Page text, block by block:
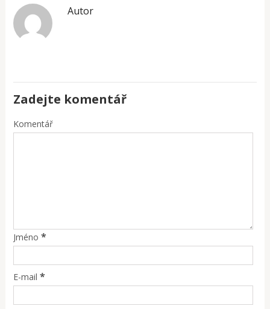
Autor
Zadejte komentář
Komentář
Jméno *
E-mail *